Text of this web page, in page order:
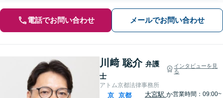
電話でお問い合わせ メールでお問い合わせ
川﨑 聡介 弁護
士
インタビューを見
る
アトム京都法律事務所
京 京都
大宮駅 か営業時間：09:00~